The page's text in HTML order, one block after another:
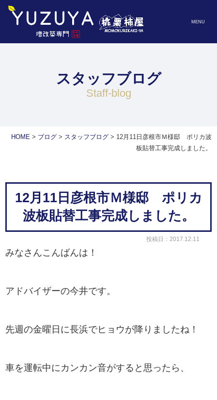
MENU
スタッフブログ
staff-blog
HOME> ブログ> スタッフブログ> 12月11日彦根市Ｍ様邸 ポリカ波
板貼替工事完成しました。
12月11日彦根市Ｍ様邸 ポリカ
波板貼替工事完成しました。
投稿日：2017.12.11
みなさんこんばんは！
アドバイザーの今井です。
先週の金曜日に長浜でヒョウが降りましたね！
車を運転中にカンカン音がすると思ったら、